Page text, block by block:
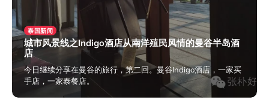
泰国新闻
城市风景线之Indigo酒店从南洋殖民风情的曼谷半岛酒
店
今日继续分享在曼谷的旅行，第二回。曼谷Indigo酒店，一家买
手店，一家泰餐店。